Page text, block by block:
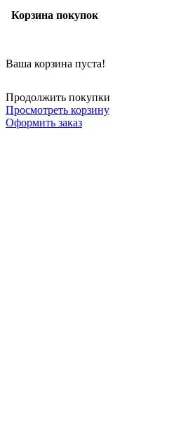
Корзина покупок
Ваша корзина пуста!
Продолжить покупки
Просмотреть корзину
Оформить заказ